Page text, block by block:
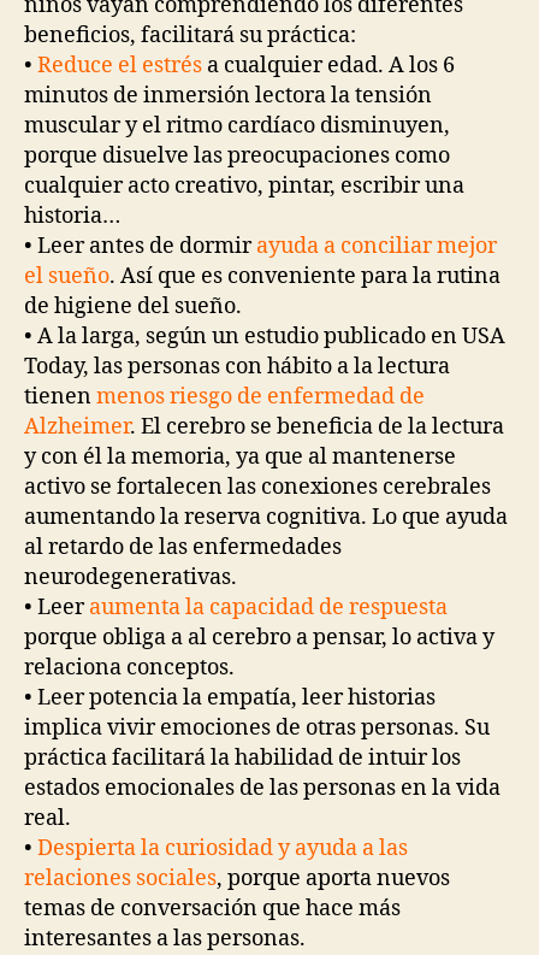
niños vayan comprendiendo los diferentes
beneficios, facilitará su práctica:
• Reduce el estrés a cualquier edad. A los 6
minutos de inmersión lectora la tensión
muscular y el ritmo cardíaco disminuyen,
porque disuelve las preocupaciones como
cualquier acto creativo, pintar, escribir una
historia…
• Leer antes de dormirayuda a conciliar mejor
el sueño. Así que es conveniente para la rutina
de higiene del sueño.
• A la larga, según un estudio publicado en USA
Today, las personas con hábito a la lectura
tienenmenos riesgo de enfermedad de
Alzheimer. El cerebro se beneficia de la lectura
y con él la memoria, ya que al mantenerse
activo se fortalecen las conexiones cerebrales
aumentando la reserva cognitiva. Lo que ayuda
al retardo de las enfermedades
neurodegenerativas.
• Leeraumenta la capacidad de respuesta
porque obliga a al cerebro a pensar, lo activa y
relaciona conceptos.
• Leer potencia la empatía, leer historias
implica vivir emociones de otras personas. Su
práctica facilitará la habilidad de intuir los
estados emocionales de las personas en la vida
real.
• Despierta la curiosidad y ayuda a las
relaciones sociales, porque aporta nuevos
temas de conversación que hace más
interesantes a las personas.